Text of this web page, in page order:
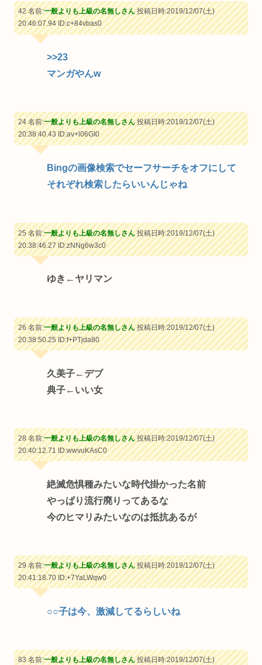
42 名前:一般よりも上級の名無しさん投稿日時:2019/12/07(土)
20:46:07.94ID:c+84vbas0
>>23
マンガやんw
24 名前:一般よりも上級の名無しさん投稿日時:2019/12/07(土)
20:38:40.43ID:av+l06GI0
Bingの画像検索でセーフサーチをオフにして
それぞれ検索したらいいんじゃね
25 名前:一般よりも上級の名無しさん投稿日時:2019/12/07(土)
20:38:46.27ID:zNNg6w3c0
ゆき←ヤリマン
26 名前:一般よりも上級の名無しさん投稿日時:2019/12/07(土)
20:38:50.25ID:f+PTjda80
久美子←デブ
典子←いい女
28 名前:一般よりも上級の名無しさん投稿日時:2019/12/07(土)
20:40:12.71ID:wwvuKAsC0
絶滅危惧種みたいな時代掛かった名前
やっぱり流行廃りってあるな
今のヒマリみたいなのは抵抗あるが
29 名前:一般よりも上級の名無しさん投稿日時:2019/12/07(土)
20:41:18.70ID:+7YaLWqw0
○○子は今、激減してるらしいね
83 名前:一般よりも上級の名無しさん投稿日時:2019/12/07(土)